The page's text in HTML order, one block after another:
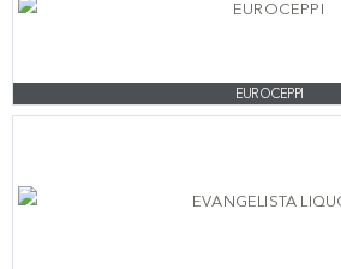
EUROCEPPI